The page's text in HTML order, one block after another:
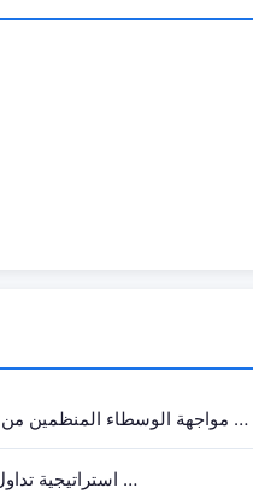
UZFX ضد IC Markets 2026:مواجهة الوسطاء المنظمين من …
استراتيجية تداول ارتباط العملات 2026: الأزواج …